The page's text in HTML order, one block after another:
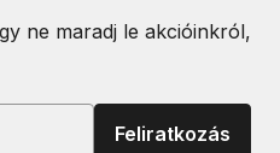
ne maradj le akcióinkról,
Feliratkozás